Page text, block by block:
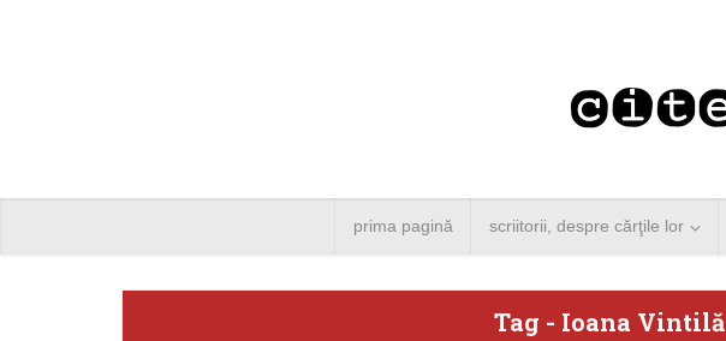
prima pagină scriitorii, despre cărţile lor
Tag - Ioana Vintilă